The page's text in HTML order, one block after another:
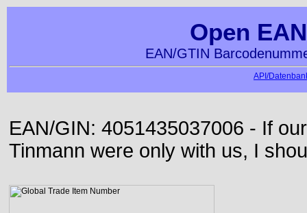
Open
EAN/GTIN
API/
EAN/GIN: 4051435037006 - If
Tinmann were only with us, I